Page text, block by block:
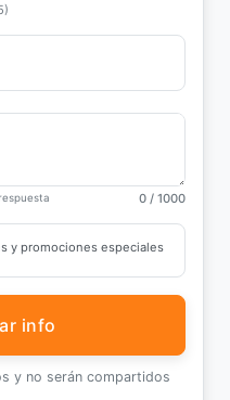
0 / 1000
y promociones especiales
info
y no serán compartidos